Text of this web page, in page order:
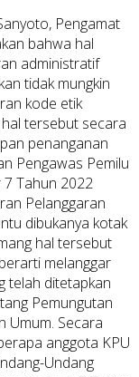
Pengamat
bahwa hal
administratif
tidak mungkin
kode etik
tersebut secara
penanganan
Pengawas Pemilu
Tahun 2022
Pelanggaran
dibukanya kotak
hal tersebut
melanggar
telah ditetapkan
Pemungutan
Umum. Secara
anggota KPU
Undang